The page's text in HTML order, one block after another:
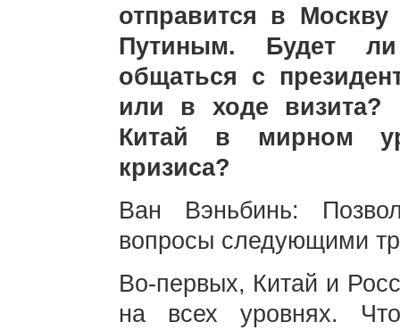
отправится в
Путиным. Будет
общаться с
или в ходе визита?
Китай в мирном
кризиса?
Ван Вэньбинь:
вопросы следующими
Во-первых, Китай и
на всех уровнях.